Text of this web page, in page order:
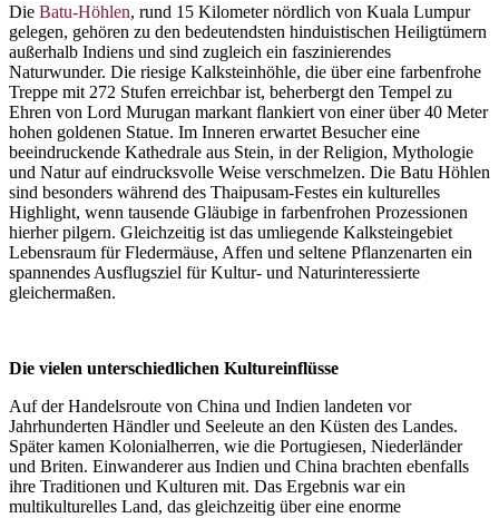
Die Batu-Höhlen, rund 15 Kilometer nördlich von Kuala Lumpur
gelegen, gehören zu den bedeutendsten hinduistischen Heiligtümern
außerhalb Indiens und sind zugleich ein faszinierendes
Naturwunder. Die riesige Kalksteinhöhle, die über eine farbenfrohe
Treppe mit 272 Stufen erreichbar ist, beherbergt den Tempel zu
Ehren von Lord Murugan markant flankiert von einer über 40 Meter
hohen goldenen Statue. Im Inneren erwartet Besucher eine
beeindruckende Kathedrale aus Stein, in der Religion, Mythologie
und Natur auf eindrucksvolle Weise verschmelzen. Die Batu Höhlen
sind besonders während des Thaipusam-Festes ein kulturelles
Highlight, wenn tausende Gläubige in farbenfrohen Prozessionen
hierher pilgern. Gleichzeitig ist das umliegende Kalksteingebiet
Lebensraum für Fledermäuse, Affen und seltene Pflanzenarten ein
spannendes Ausflugsziel für Kultur- und Naturinteressierte
gleichermaßen.
Die vielen unterschiedlichen Kultureinflüsse
Auf der Handelsroute von China und Indien landeten vor
Jahrhunderten Händler und Seeleute an den Küsten des Landes.
Später kamen Kolonialherren, wie die Portugiesen, Niederländer
und Briten. Einwanderer aus Indien und China brachten ebenfalls
ihre Traditionen und Kulturen mit. Das Ergebnis war ein
multikulturelles Land, das gleichzeitig über eine enorme